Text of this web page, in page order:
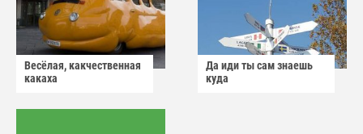
Весёлая, какчественная
какаха
Да иди ты сам знаешь
куда